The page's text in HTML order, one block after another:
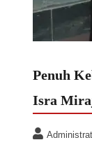
Penuh
Isra